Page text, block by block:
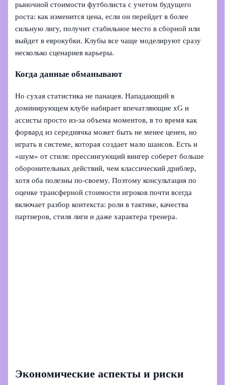
рыночной стоимости футболиста с учетом будущего
роста: как изменится цена, если он перейдет в более
сильную лигу, получит стабильное место в сборной или
выйдет в еврокубки. Клубы все чаще моделируют сразу
несколько сценариев карьеры.
Когда данные обманывают
Но сухая статистика не панацея. Нападающий в
доминирующем клубе набирает впечатляющие xG и
ассисты просто из‑за объема моментов, в то время как
форвард из середнячка может быть не менее ценен, но
играть в системе, которая создает мало шансов. Есть и
«шум» от стиля: прессингующий вингер соберет больше
оборонительных действий, чем классический дриблер,
хотя оба полезны по‑своему. Поэтому консультация по
оценке трансферной стоимости игроков почти всегда
включает разбор контекста: роли в тактике, качества
партнеров, стиля лиги и даже характера тренера.
Экономические аспекты и риски